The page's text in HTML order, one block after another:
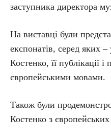
заступника директора
На виставці були
експонатів, серед яких
Костенко, її публікації
європейськими мовами.
Також були
Костенко з